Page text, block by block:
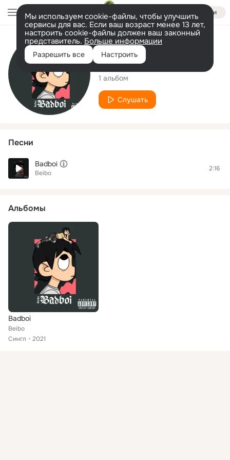
Войти
Мы используем cookie-файлы, чтобы улучшить
сервисы для вас. Если ваш возраст менее 13 лет,
настроить cookie-файлы должен ваш законный
представитель. Больше информации
Разрешить все Настроить
Исполнитель
Beibo
1 альбом
Слушать
Песни
Badboi
Beibo
2:16
Альбомы
Badboi
Beibo
Сингл
2021